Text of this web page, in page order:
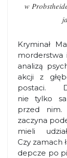
w
Kryminał
morderstwa
analizą
akcji z
postaci.
nie tylko
przed
zaczyna
mieli
Czy zamach
depcze po